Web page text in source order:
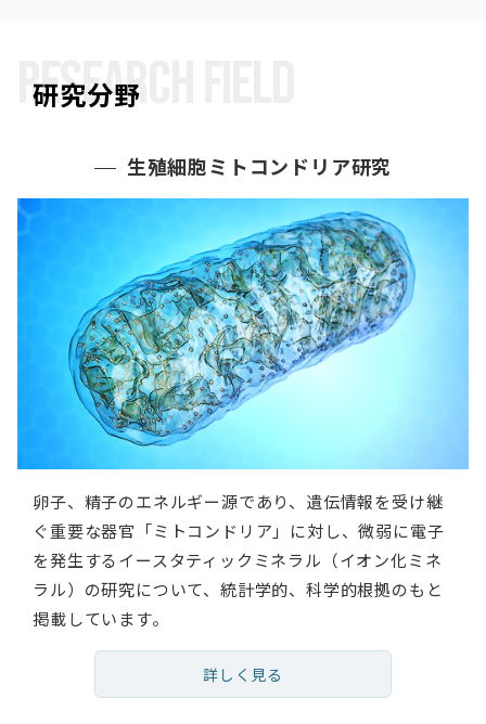
RESEARCH FIELD
研究分野
生殖細胞ミトコンドリア研究
卵子、精子のエネルギー源であり、遺伝情報を受け継
ぐ重要な器官「ミトコンドリア」に対し、微弱に電子
を発生するイースタティックミネラル（イオン化ミネ
ラル）の研究について、統計学的、科学的根拠のもと
掲載しています。
詳しく見る